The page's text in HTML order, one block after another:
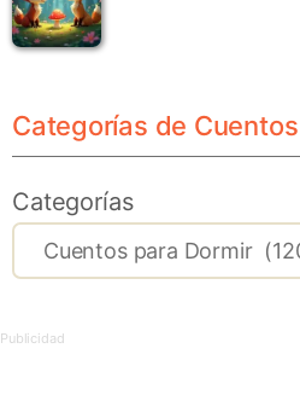
Categorías de Cuentos
Categorías